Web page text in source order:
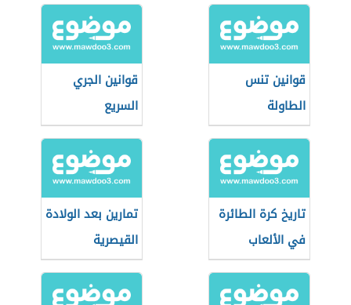
قوانين تنس
الطاولة
قوانين الجري
السريع
تاريخ كرة الطائرة
في الألعاب
الأولمبية
تمارين بعد الولادة
القيصرية